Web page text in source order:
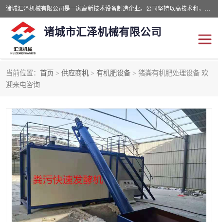
诸城汇泽机械有限公司是一家高新技术设备制造企业。公司坚持以高技术和，高服务于用户，以的环保机械制造设备赢的用户的信赖。现在主要生产死亡畜禽无害化处理和立式和卧式有机肥设备，搅拌机，烘干机，高温发酵机等。污水处理设备，固液分离机。气浮机，化制机等。公司秉承品质，用户至上，科技创新的经营理。
诸城市汇泽机械有限公司
当前位置： 首页 > 供应商机 > 有机肥设备 > 猪粪有机肥处理设备 欢
迎来电咨询
发酵设备
鸡粪发酵机 有机肥设备
纳米膜好氧发酵堆肥机 粪污烘干酶体机
膜式堆肥机 纳米膜发酵
膜式发酵仓 分子膜堆肥仓
分子膜发酵堆肥设备